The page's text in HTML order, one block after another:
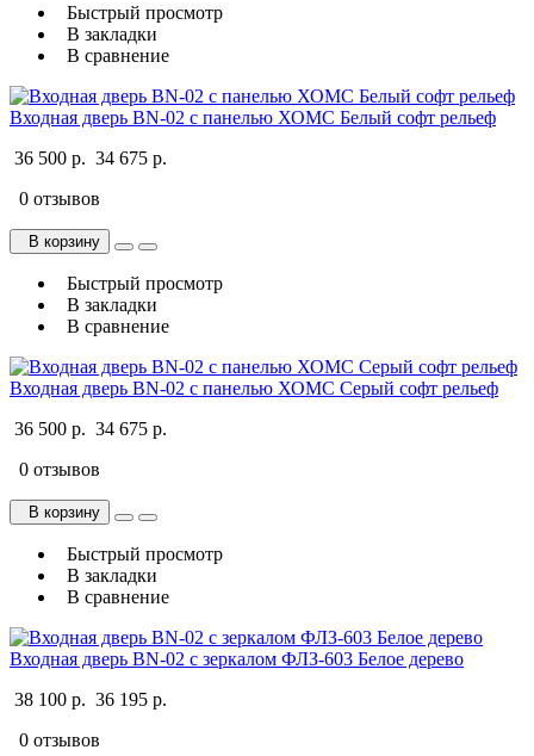
Быстрый просмотр
В закладки
В сравнение
Входная дверь BN-02 с панелью ХОМС Белый софт рельеф
36 500 р. 34 675 р.
0 отзывов
В корзину
Быстрый просмотр
В закладки
В сравнение
Входная дверь BN-02 с панелью ХОМС Серый софт рельеф
36 500 р. 34 675 р.
0 отзывов
В корзину
Быстрый просмотр
В закладки
В сравнение
Входная дверь BN-02 с зеркалом ФЛЗ-603 Белое дерево
38 100 р. 36 195 р.
0 отзывов